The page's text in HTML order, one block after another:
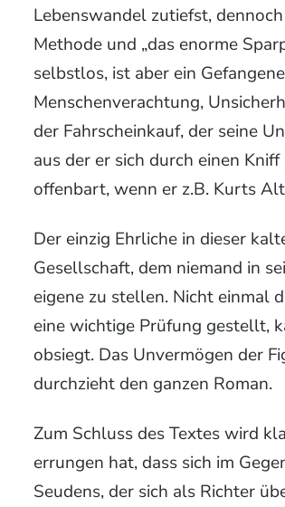
Lebenswandel zutiefst,
Methode und „das enorme
selbstlos, ist aber ein
Menschenverachtung,
der Fahrscheinkauf, der seine
aus der er sich durch einen
offenbart, wenn er z.B. Kurts
Der einzig Ehrliche in dieser
Gesellschaft, dem niemand in
eigene zu stellen. Nicht einmal
eine wichtige Prüfung gestellt,
obsiegt. Das Unvermögen der
durchzieht den ganzen Roman.
Zum Schluss des Textes wird
errungen hat, dass sich im
Seudens, der sich als Richter